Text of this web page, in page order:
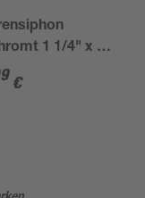
1 1/4" x 32
€